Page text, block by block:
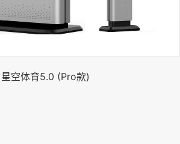
星空体育5.0 (Pro款)